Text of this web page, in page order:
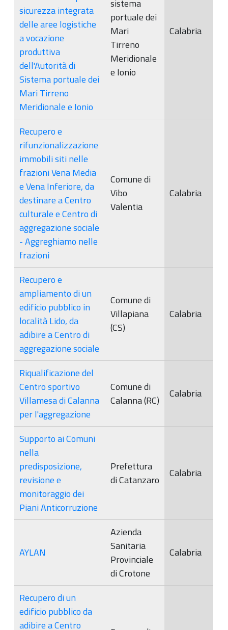
sicurezza integrata
delle aree logistiche
a vocazione
produttiva
dell'Autorità di
Sistema portuale dei
Mari Tirreno
Meridionale e Ionio
sistema
portuale dei
Mari
Tirreno
Meridionale
e Ionio
Calabria
Recupero e
rifunzionalizzazione
immobili siti nelle
frazioni Vena Media
e Vena Inferiore, da
destinare a Centro
culturale e Centro di
aggregazione sociale
- Aggreghiamo nelle
frazioni
Comune di
Vibo
Valentia
Calabria
Recupero e
ampliamento di un
edificio pubblico in
località Lido, da
adibire a Centro di
aggregazione sociale
Comune di
Villapiana
(CS)
Calabria
Riqualificazione del
Centro sportivo
Villamesa di Calanna
per l'aggregazione
Comune di
Calanna (RC)
Calabria
Supporto ai Comuni
nella
predisposizione,
revisione e
monitoraggio dei
Piani Anticorruzione
Prefettura
di Catanzaro
Calabria
AYLAN
Azienda
Sanitaria
Provinciale
di Crotone
Calabria
Recupero di un
edificio pubblico da
adibire a Centro